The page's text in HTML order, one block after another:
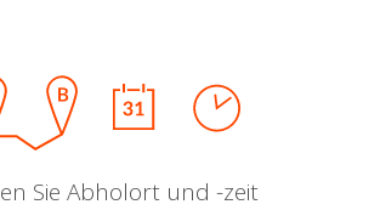
Sie Abholort und -zeit